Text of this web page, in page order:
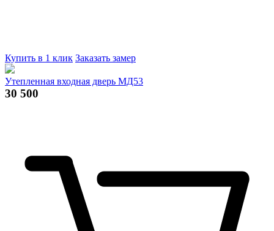
Купить в 1 клик Заказать замер
Утепленная входная дверь МД53
30 500